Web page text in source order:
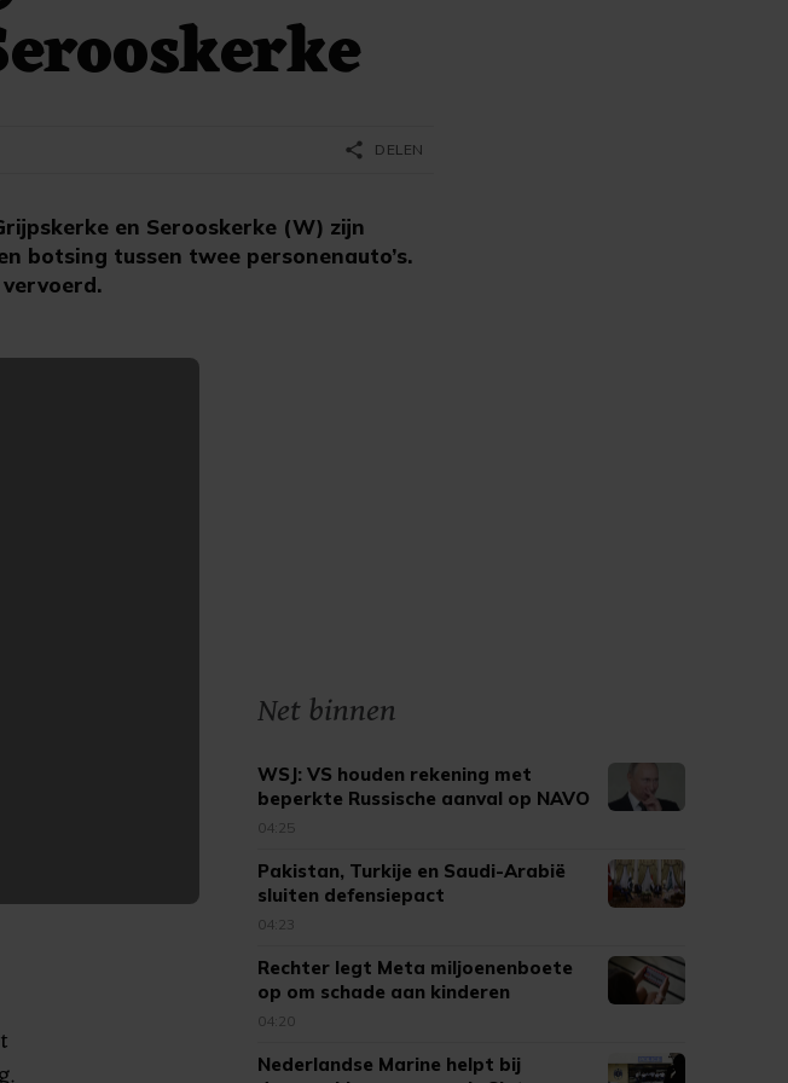
en Serooskerke (W) zijn
botsing tussen twee personenauto’s.
share DELEN
Net binnen
WSJ: VS houden rekening met
beperkte Russische aanval op NAVO
04:25
Pakistan, Turkije en Saudi-Arabië
sluiten defensiepact
04:23
Rechter legt Meta miljoenenboete
op om schade aan kinderen
04:20
Nederlandse Marine helpt bij